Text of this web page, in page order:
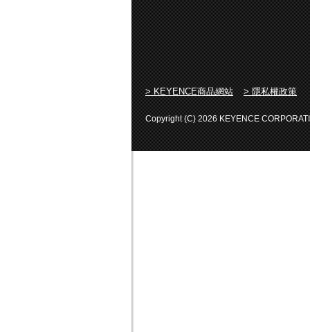
> KEYENCE商品網站 > 隱私權政策
Copyright (C) 2026 KEYENCE